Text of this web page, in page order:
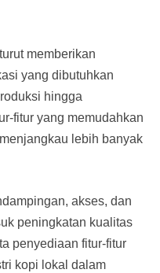
memberikan
yang dibutuhkan
hingga
fitur yang memudahkan
lebih banyak
akses, dan
peningkatan kualitas
penyediaan fitur-fitur
kopi lokal dalam